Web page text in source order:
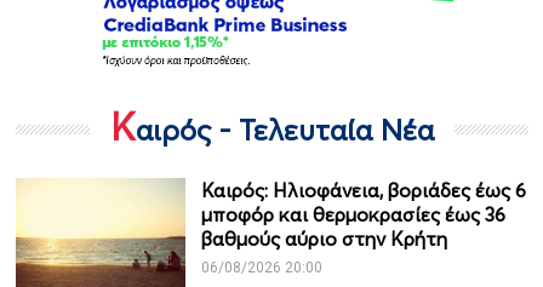
Καιρός - Τελευταία Νέα
Καιρός: Ηλιοφάνεια, βοριάδες έως 6
μποφόρ και θερμοκρασίες έως 36
βαθμούς αύριο στην Κρήτη
06/08/2026 20:00